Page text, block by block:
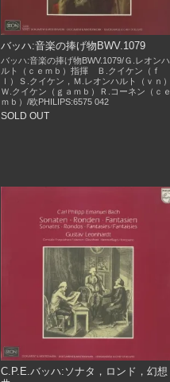
バッハ:音楽の捧げ物BWV.1079
バッハ:音楽の捧げ物BWV.1079/Ｇ.レオンハ
ルト（ｃｅｍｂ）指揮 Ｂ.クイケン（ｆ
ｌ）Ｓ.クイケン，Ｍ.レオンハルト（ｖｎ）
Ｗ.クイケン（ｇａｍｂ）Ｒ.コーネン（ｃｅ
ｍｂ）/欧PHILIPS:6575 042
SOLD OUT
C.P.E.バッハ:ソナタ，ロンド，幻想